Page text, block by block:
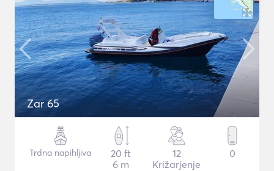
Zar 65
Trdna napihljiva
20 ft
6 m
12
Križarjenje
0